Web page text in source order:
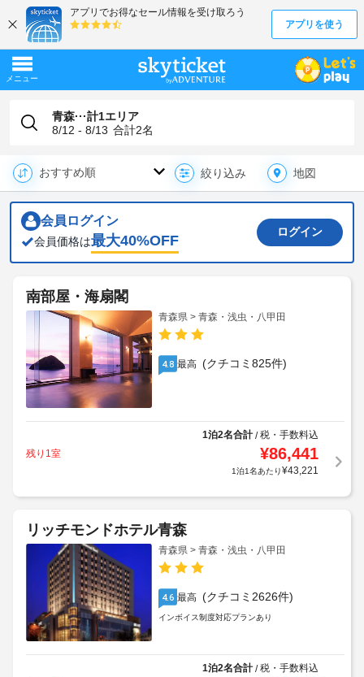
青森···計1エリア
8/12 - 8/13 合計2名
絞り込み 地図
会員ログイン
会員価格は最大40%OFF
ログイン
南部屋・海扇閣
青森県 > 青森・浅虫・八甲田
4.8 最高 (クチコミ825件)
1泊2名合計/税・手数料込
残り1室
¥86,441
1泊1名あたり¥43,221
リッチモンドホテル青森
青森県 > 青森・浅虫・八甲田
4.6 最高 (クチコミ2626件)
インボイス制度対応プランあり
1泊2名合計/税・手数料込